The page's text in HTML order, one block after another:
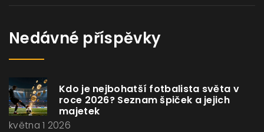
Nedávné příspěvky
Kdo je nejbohatší fotbalista světa v
roce 2026? Seznam špiček a jejich
majetek
května 1 2026